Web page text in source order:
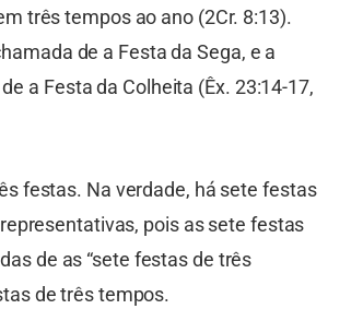
três tempos ao ano (2Cr. 8:13).
de a Festa da Sega, e a
a Festa da Colheita (Êx. 23:14-17,
festas. Na verdade, há sete festas
pois as sete festas
de as “sete festas de três
de três tempos.